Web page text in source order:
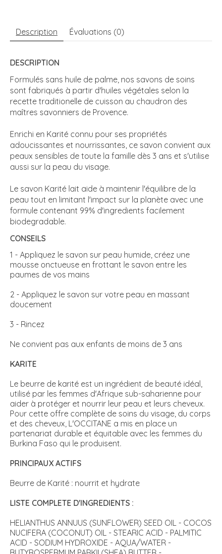
Description Évaluations (0)
DESCRIPTION
Formulés sans huile de palme, nos savons de soins
sont fabriqués à partir d'huiles végétales selon la
recette traditionelle de cuisson au chaudron des
maîtres savonniers de Provence.
Enrichi en Karité connu pour ses propriétés
adoucissantes et nourrissantes, ce savon convient aux
peaux sensibles de toute la famille dès 3 ans et s'utilise
aussi sur la peau du visage.
Le savon Karité lait aide à maintenir l'équilibre de la
peau tout en limitant l'impact sur la planète avec une
formule contenant 99% d'ingredients facilement
biodegradable.
CONSEILS
1 - Appliquez le savon sur peau humide, créez une
mousse onctueuse en frottant le savon entre les
paumes de vos mains
2 - Appliquez le savon sur votre peau en massant
doucement
3 - Rincez
Ne convient pas aux enfants de moins de 3 ans
KARITE
Le beurre de karité est un ingrédient de beauté idéal,
utilisé par les femmes d'Afrique sub-saharienne pour
aider à protéger et nourrir leur peau et leurs cheveux.
Pour cette offre complète de soins du visage, du corps
et des cheveux, L'OCCITANE a mis en place un
partenariat durable et équitable avec les femmes du
Burkina Faso qui le produisent.
PRINCIPAUX ACTIFS
Beurre de Karité : nourrit et hydrate
LISTE COMPLETE D'INGREDIENTS :
HELIANTHUS ANNUUS (SUNFLOWER) SEED OIL - COCOS
NUCIFERA (COCONUT) OIL - STEARIC ACID - PALMITIC
ACID - SODIUM HYDROXIDE - AQUA/WATER -